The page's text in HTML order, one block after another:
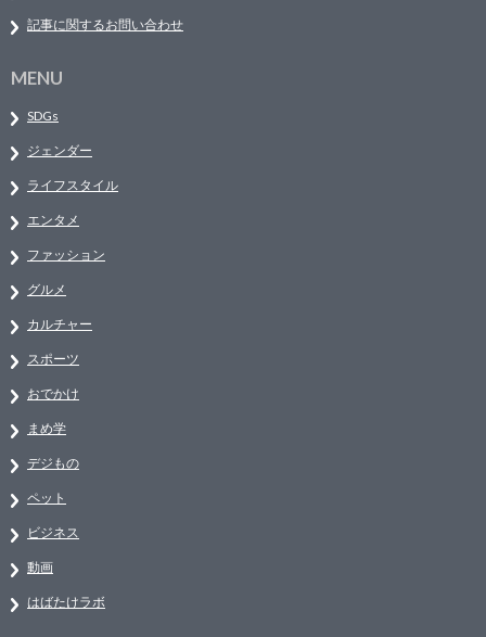
記事に関するお問い合わせ
MENU
SDGs
ジェンダー
ライフスタイル
エンタメ
ファッション
グルメ
カルチャー
スポーツ
おでかけ
まめ学
デジもの
ペット
ビジネス
動画
はばたけラボ